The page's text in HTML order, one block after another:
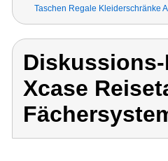
Taschen Regale Kleiderschränke
Xcase